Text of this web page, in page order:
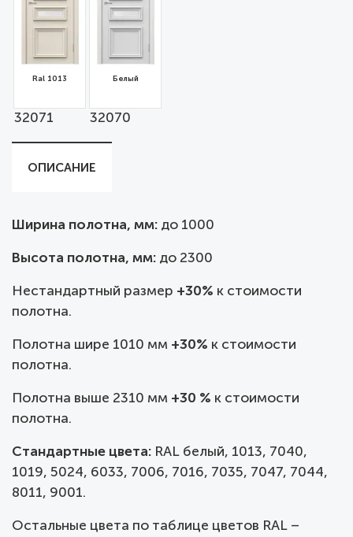
Ral 1013
32071
Белый
32070
ОПИСАНИЕ
Ширина полотна, мм: до 1000
Высота полотна, мм: до 2300
Нестандартный размер +30% к стоимости
полотна.
Полотна шире 1010 мм +30% к стоимости
полотна.
Полотна выше 2310 мм +30 % к стоимости
полотна.
Стандартные цвета: RAL белый, 1013, 7040,
1019, 5024, 6033, 7006, 7016, 7035, 7047, 7044,
8011, 9001.
Остальные цвета по таблице цветов RAL –